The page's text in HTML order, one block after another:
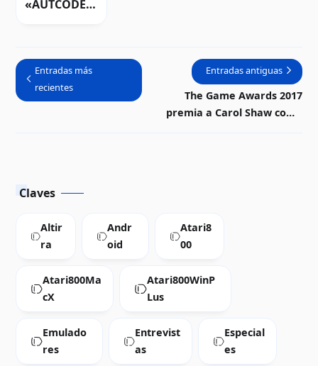
«AUTCODE
catálogo de
Atari 8-bits |
Descarga
Entradas más
recientes
Entradas antiguas
The Game Awards 2017
premia a Carol Shaw como
Claves
Altir
ra
Andr
oid
Atari8
00
Atari800Ma
cX
Atari800WinP
Lus
Emulado
res
Entrevist
as
Especial
es